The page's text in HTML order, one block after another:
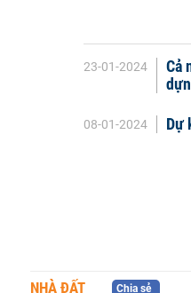
23-01-2024
Cả
08-01-2024 Dự
NHÀ ĐẤT Chia sẻ